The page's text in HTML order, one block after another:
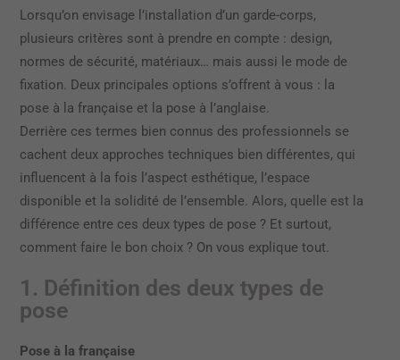
Lorsqu’on envisage l’installation d’un garde-corps,
plusieurs critères sont à prendre en compte : design,
normes de sécurité, matériaux… mais aussi le mode de
fixation. Deux principales options s’offrent à vous : la
pose à la française et la pose à l’anglaise.
Derrière ces termes bien connus des professionnels se
cachent deux approches techniques bien différentes, qui
influencent à la fois l’aspect esthétique, l’espace
disponible et la solidité de l’ensemble. Alors, quelle est la
différence entre ces deux types de pose ? Et surtout,
comment faire le bon choix ? On vous explique tout.
1. Définition des deux types de
pose
Pose à la française